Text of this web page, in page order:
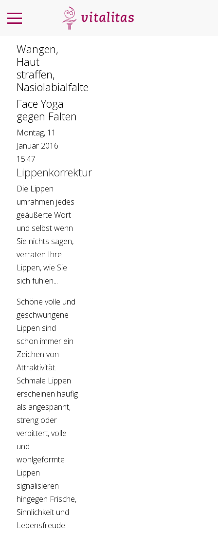
Wangen,
Haut
straffen,
Nasiolabialfalte
Face Yoga
gegen Falten
Montag, 11
Januar 2016
15:47
Lippenkorrektur
Die Lippen
umrahmen jedes
geäußerte Wort
und selbst wenn
Sie nichts sagen,
verraten Ihre
Lippen, wie Sie
sich fühlen...
Schöne volle und
geschwungene
Lippen sind
schon immer ein
Zeichen von
Attraktivität.
Schmale Lippen
erscheinen häufig
als angespannt,
streng oder
verbittert, volle
und
wohlgeformte
Lippen
signalisieren
hingegen Frische,
Sinnlichkeit und
Lebensfreude.